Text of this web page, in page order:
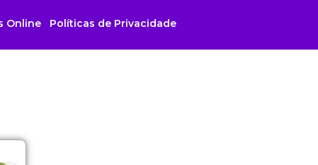
Online Políticas de Privacidade